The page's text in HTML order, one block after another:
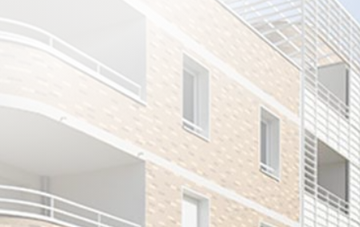
Accueil Caractere Blagnac
Livraison
3ème trimestre 2020